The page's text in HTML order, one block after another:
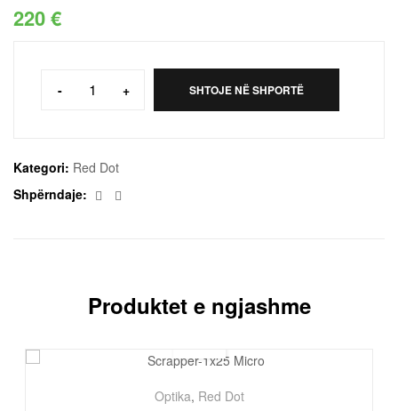
220€
- + SHTOJE NË SHPORTË
Kategori: Red Dot
Shpërndaje:
Facebook
Produktet e ngjashme
Optika, Red Dot